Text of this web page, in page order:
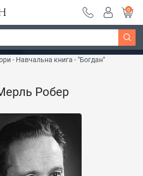
грн ~ 250 грн ~
Дізнатись більше
0
- Навчальна книга - "Богдан"
Робер